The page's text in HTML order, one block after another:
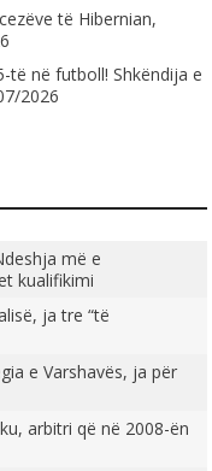
të Hibernian,
në futboll! Shkëndija e
2026
më e
kualifikimi
ja tre “të
e Varshavës, ja për
arbitri që në 2008-ën